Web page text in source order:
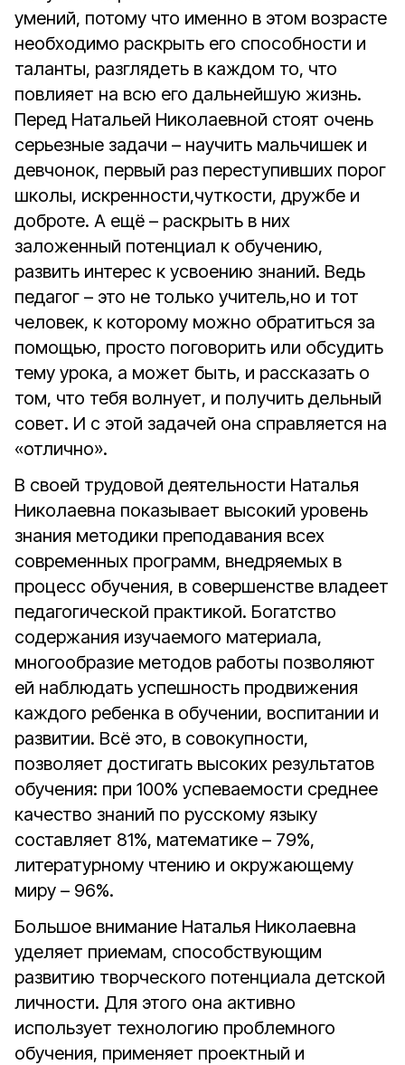
умений, потому что именно в этом возрасте
необходимо раскрыть его способности и
таланты, разглядеть в каждом то, что
повлияет на всю его дальнейшую жизнь.
Перед Натальей Николаевной стоят очень
серьезные задачи – научить мальчишек и
девчонок, первый раз переступивших порог
школы, искренности,чуткости, дружбе и
доброте. А ещё – раскрыть в них
заложенный потенциал к обучению,
развить интерес к усвоению знаний. Ведь
педагог – это не только учитель,но и тот
человек, к которому можно обратиться за
помощью, просто поговорить или обсудить
тему урока, а может быть, и рассказать о
том, что тебя волнует, и получить дельный
совет. И с этой задачей она справляется на
«отлично».
В своей трудовой деятельности Наталья
Николаевна показывает высокий уровень
знания методики преподавания всех
современных программ, внедряемых в
процесс обучения, в совершенстве владеет
педагогической практикой. Богатство
содержания изучаемого материала,
многообразие методов работы позволяют
ей наблюдать успешность продвижения
каждого ребенка в обучении, воспитании и
развитии. Всё это, в совокупности,
позволяет достигать высоких результатов
обучения: при 100% успеваемости среднее
качество знаний по русскому языку
составляет 81%, математике – 79%,
литературному чтению и окружающему
миру – 96%.
Большое внимание Наталья Николаевна
уделяет приемам, способствующим
развитию творческого потенциала детской
личности. Для этого она активно
использует технологию проблемного
обучения, применяет проектный и